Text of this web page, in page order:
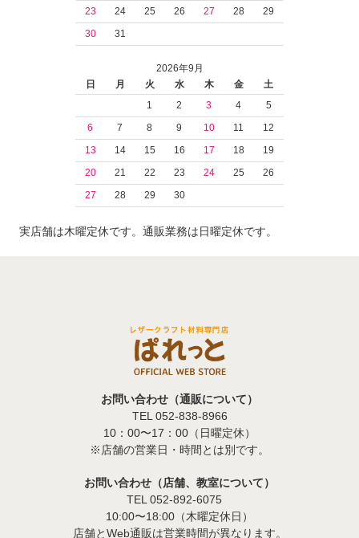
23
24 25 26 27 28
29
30
31
2026年9月
日
月 火 水 木 金
土
1
2 3 4
5
6
7 8 9 10 11
12
13
14 15 16 17 18
19
20
21 22 23 24 25
26
27
28 29 30
実店舗は木曜定休です。通販業務は日曜定休です。
お問い合わせ（通販について）
TEL 052-838-8966
10：00〜17：00（日曜定休）
※店舗の営業日・時間とは別です。
お問い合わせ（店舗、教室について）
TEL 052-892-6075
10:00〜18:00（木曜定休日）
店舗とWeb通販は営業時間が異なります。